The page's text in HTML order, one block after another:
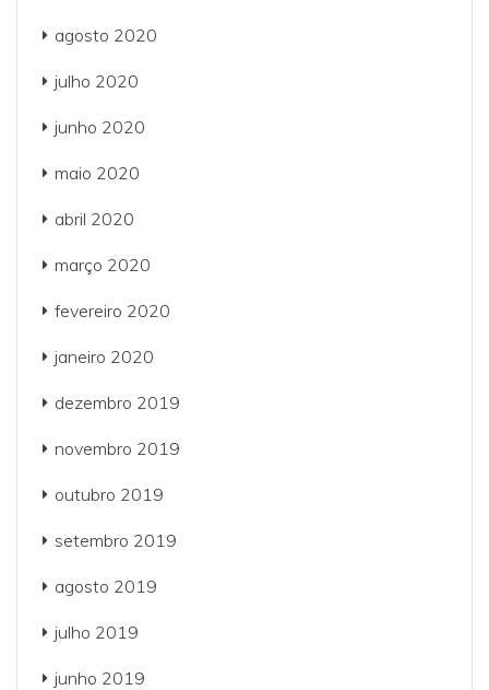
agosto 2020
julho 2020
junho 2020
maio 2020
abril 2020
março 2020
fevereiro 2020
janeiro 2020
dezembro 2019
novembro 2019
outubro 2019
setembro 2019
agosto 2019
julho 2019
junho 2019